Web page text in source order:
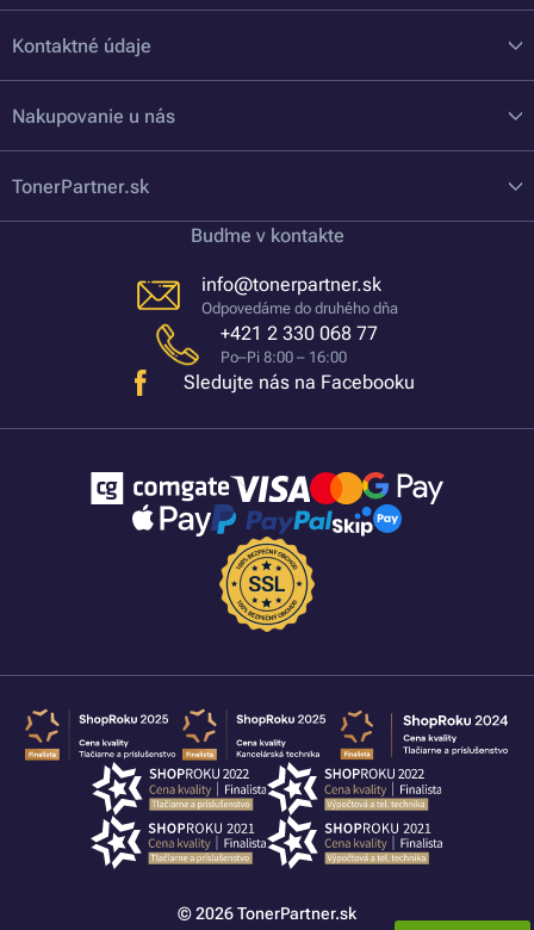
Kontaktné údaje
Nakupovanie u nás
TonerPartner.sk
Buďme v kontakte
info@tonerpartner.sk
Odpovedáme do druhého dňa
+421 2 330 068 77
Po–Pi 8:00 – 16:00
Sledujte nás na Facebooku
© 2026 TonerPartner.sk